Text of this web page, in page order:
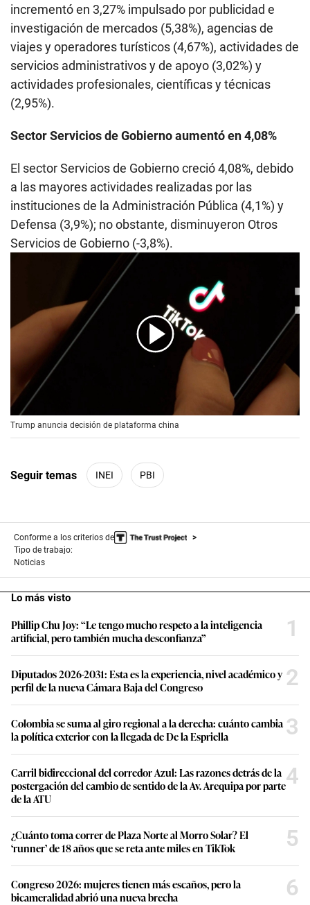
incrementó en 3,27% impulsado por publicidad e
investigación de mercados (5,38%), agencias de
viajes y operadores turísticos (4,67%), actividades de
servicios administrativos y de apoyo (3,02%) y
actividades profesionales, científicas y técnicas
(2,95%).
Sector Servicios de Gobierno aumentó en 4,08%
El sector Servicios de Gobierno creció 4,08%, debido
a las mayores actividades realizadas por las
instituciones de la Administración Pública (4,1%) y
Defensa (3,9%); no obstante, disminuyeron Otros
Servicios de Gobierno (-3,8%).
Trump anuncia decisión de plataforma china
Seguir temas INEI PBI
Conforme a los criterios de
Tipo de trabajo:
Noticias
Lo más visto
Phillip Chu Joy: “Le tengo mucho respeto a la inteligencia
artificial, pero también mucha desconfianza”
1
Diputados 2026-2031: Esta es la experiencia, nivel académico y
perfil de la nueva Cámara Baja del Congreso
2
Colombia se suma al giro regional a la derecha: cuánto cambia
la política exterior con la llegada de De la Espriella
3
Carril bidireccional del corredor Azul: Las razones detrás de la
postergación del cambio de sentido de la Av. Arequipa por parte
de la ATU
4
¿Cuánto toma correr de Plaza Norte al Morro Solar? El
‘runner’ de 18 años que se reta ante miles en TikTok
5
Congreso 2026: mujeres tienen más escaños, pero la
bicameralidad abrió una nueva brecha
6